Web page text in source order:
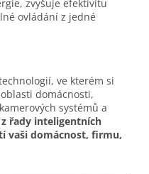
zvyšuje efektivitu
ovládání z jedné
ve kterém si
domácnosti,
systémů a
řady inteligentních
vaši domácnost, firmu,